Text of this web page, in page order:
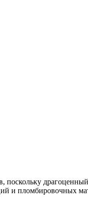
и пломбировочных